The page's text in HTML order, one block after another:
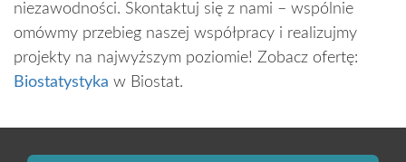
niezawodności. Skontaktuj się z nami – wspólnie
omówmy przebieg naszej współpracy i realizujmy
projekty na najwyższym poziomie! Zobacz ofertę:
Biostatystyka w Biostat.